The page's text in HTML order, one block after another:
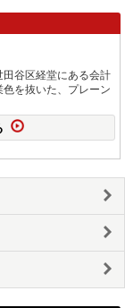
谷区経堂にある会計
を抜いた、プレーン